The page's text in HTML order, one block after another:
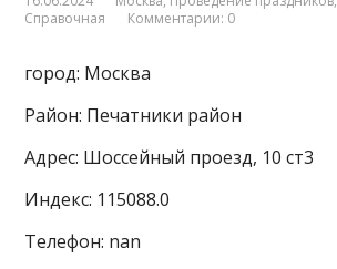
Справочная
Комментарии: 0
город: Москва
Район: Печатники район
Адрес: Шоссейный проезд, 10 ст3
Индекс: 115088.0
Телефон: nan